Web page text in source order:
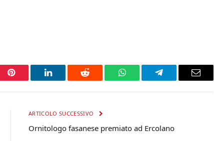
Pinterest LinkedIn Reddit WhatsAppTelegram Email
ARTICOLO SUCCESSIVO
Ornitologo fasanese premiato ad Ercolano